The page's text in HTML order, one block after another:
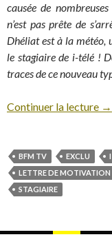
causée de
n’est pas prête de
Dhéliat est à la météo,
le stagiaire de i-télé !
traces de ce nouveau
Continuer la lecture →
BFM TV EXCLU
LETTRE DE MOTIVATION
STAGIAIRE